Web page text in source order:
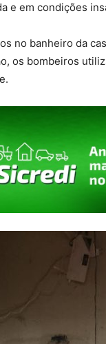
e em condições
no banheiro da
os bombeiros